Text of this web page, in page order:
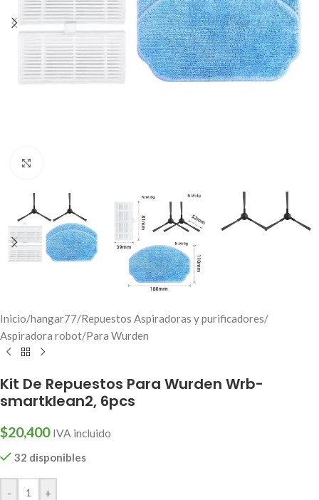
Inicio/hangar77/Repuestos Aspiradoras y purificadores/
Aspiradora robot/Para Wurden
Kit De Repuestos Para Wurden Wrb-
smartklean2, 6pcs
$20,400 IVA incluido
32 disponibles
- +